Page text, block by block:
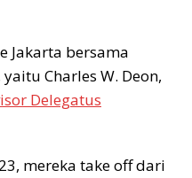
Jakarta bersama
Charles W. Deon,
Delegatus
mereka take off dari